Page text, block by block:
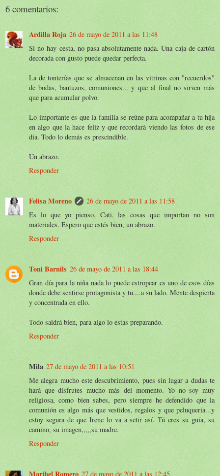
6 comentarios:
Ardilla Roja 26 de mayo de 2011 a las 11:48
Si no hay cesta, no pasa absolutamente nada. Una caja de cartón
decorada con gusto puede quedar perfecta.
La de tonterías que se almacenan en las vitrinas con "recuerdos"
de bodas, bautuzos, comuniones... y que al final no sirven más
que para acumular polvo.
Lo importante es que la familia se reúne para acompañar a tu hija
en algo que la hace feliz y que recordará viendo las fotos de ese
día. Todo lo demás es prescindible.
Un abrazo.
Responder
Felisa Moreno
26 de mayo de 2011 a las 11:58
Es lo que yo pienso, Cati, las cosas que importan no son
materiales. Espero que estés bien, un abrazo.
Responder
Toni Barnils 26 de mayo de 2011 a las 18:44
Gran día para la niña nada lo puede estropear es uno de esos días
donde debe sentirse protagonista y tu....a su lado. Mente despierta
y concentrada en ello.
Todo saldrá bien, para algo lo estas preparando.
Responder
Mila 27 de mayo de 2011 a las 10:51
Me alegra mucho este descubrimiento, pues sin lugar a dudas te
hará que disfrutes mucho más del momento. Yo no soy muy
religiosa, como bien sabes, pero siempre he defendido que la
comunión es algo más que vestidos, regalos y que peluquería...y
estoy segura de que Irene lo va a setir así. Tú eres su guía, su
camino, su imagen,,,,,su madre.
Responder
Maribel Romero 27 de mayo de 2011 a las 12:45